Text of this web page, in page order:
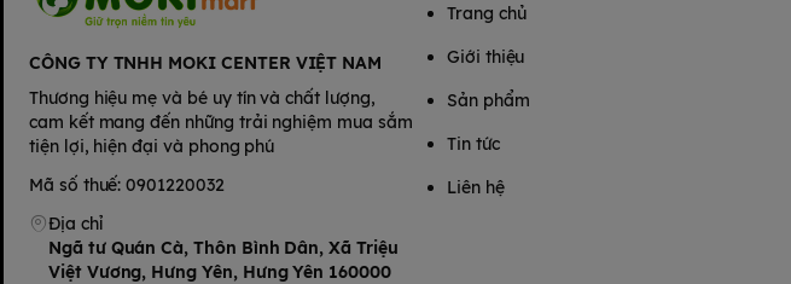
CÔNG TY TNHH MOKI CENTER VIỆT NAM
Thương hiệu mẹ và bé uy tín và chất lượng,
cam kết mang đến những trải nghiệm mua sắm
tiện lợi, hiện đại và phong phú
Mã số thuế: 0901220032
Địa chỉ
Ngã tư Quán Cà, Thôn Bình Dân, Xã Triệu
Việt Vương, Hưng Yên, Hưng Yên 160000
Trang chủ
Giới thiệu
Sản phẩm
Tin tức
Liên hệ